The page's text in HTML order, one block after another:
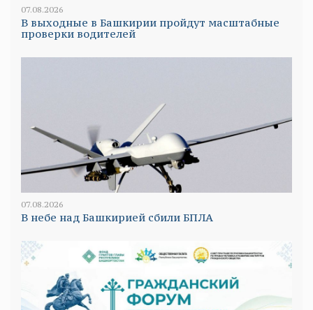
07.08.2026
В выходные в Башкирии пройдут масштабные
проверки водителей
07.08.2026
В небе над Башкирией сбили БПЛА